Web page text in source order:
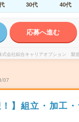
30代 40代
応募へ進む
式会社綜合キャリアオプション 製造
07
！】組立・加工